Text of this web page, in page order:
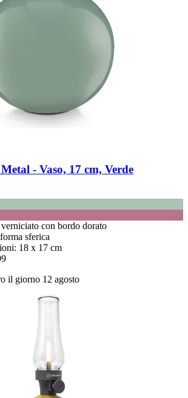
Metal -​ Vaso, 17 cm, Verde
con bordo dorato
sferica
18 x 17 cm
il giorno 12 agosto